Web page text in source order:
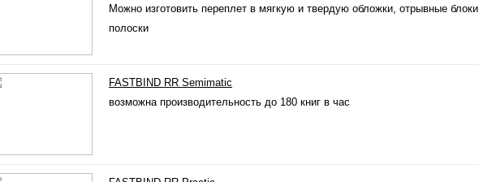
Можно изготовить переплет в мягкую и твердую обложки, отрывные
полоски
FASTBIND RR Semimatic
возможна производительность до 180 книг в час